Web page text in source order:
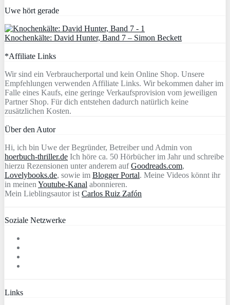
Uwe hört gerade
Knochenkälte: David Hunter, Band 7 – Simon Beckett
*Affiliate Links
Wir sind ein Verbraucherportal und kein Online Shop. Unsere
Empfehlungen verwenden Affiliate Links. Wir bekommen daher im
Falle eines Kaufs, eine geringe Verkaufsprovision vom jeweiligen
Partner Shop. Für dich entstehen dadurch natürlich keine
zusätzlichen Kosten.
Über den Autor
Hi, ich bin Uwe der Begründer, Betreiber und Admin von
hoerbuch-thriller.de Ich höre ca. 50 Hörbücher im Jahr und schreibe
hierzu Rezensionen unter anderem aufGoodreads.com,
Lovelybooks.de, sowie im Blogger Portal. Meine Videos könnt ihr
in meinen Youtube-Kanal abonnieren.
Mein Lieblingsautor ist Carlos Ruiz Zafón
Soziale Netzwerke
Links